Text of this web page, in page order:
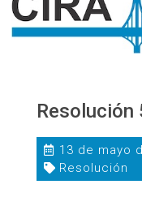
Resolución
13 de mayo
Resolución